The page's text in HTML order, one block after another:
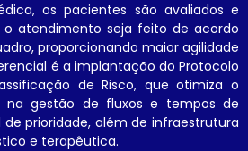
os pacientes são avaliados e
o atendimento seja feito de acordo
proporcionando maior agilidade
é a implantação do Protocolo
de Risco, que otimiza o
na gestão de fluxos e tempos de
prioridade, além de infraestrutura
e terapêutica.